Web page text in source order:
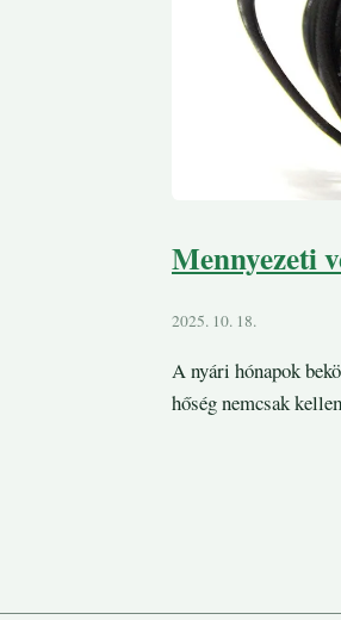
Mennyezeti
2025. 10. 18.
A nyári hónapok
hőség nemcsak